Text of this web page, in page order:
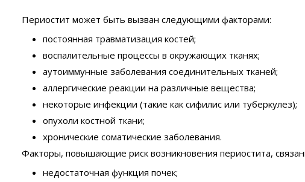
Периостит может быть вызван следующими факторами:
постоянная травматизация костей;
воспалительные процессы в окружающих тканях;
аутоиммунные заболевания соединительных тканей;
аллергические реакции на различные вещества;
некоторые инфекции (такие как сифилис или туберкулез);
опухоли костной ткани;
хронические соматические заболевания.
Факторы, повышающие риск возникновения периостита,
недостаточная функция почек;